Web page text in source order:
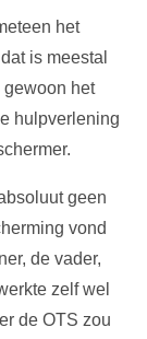
het
is meestal
gewoon het
hulpverlening
geen
vond
de vader,
zelf wel
de OTS zou